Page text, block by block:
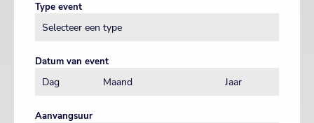
Type event
Datum van event
Aanvangsuur